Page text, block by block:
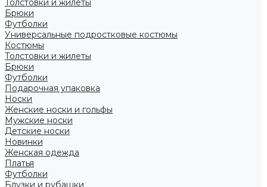
Толстовки и жилеты
Брюки
Футболки
Универсальные подростковые костюмы
Костюмы
Толстовки и жилеты
Брюки
Футболки
Подарочная упаковка
Носки
Женские носки и гольфы
Мужские носки
Детские носки
Новинки
Женская одежда
Платья
Футболки
Блузки и рубашки